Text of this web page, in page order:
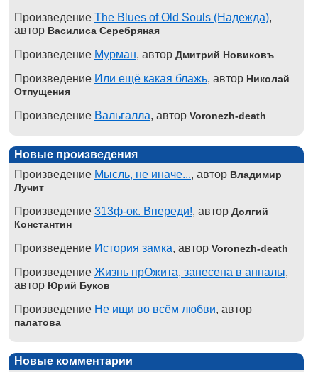
Произведение The Blues of Old Souls (Надежда),
автор Василиса Серебряная
Произведение Мурман, автор Дмитрий Новиковъ
Произведение Или ещё какая блажь, автор Николай
Отпущения
Произведение Вальгалла, автор Voronezh-death
Новые произведения
Произведение Мысль, не иначе..., автор Владимир
Лучит
Произведение 313ф-ок. Впереди!, автор Долгий
Константин
Произведение История замка, автор Voronezh-death
Произведение Жизнь прОжита, занесена в анналы,
автор Юрий Буков
Произведение Не ищи во всём любви, автор
палатова
Новые комментарии